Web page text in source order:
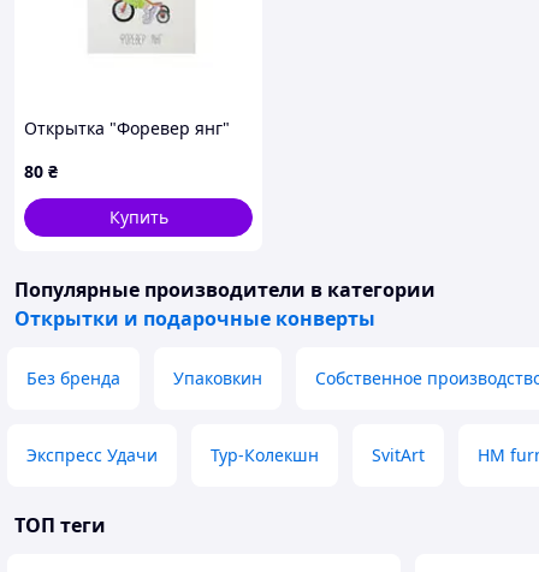
Открытка "Форевер янг"
80 ₴
Купить
Популярные производители в категории
Открытки и подарочные конверты
Без бренда Упаковкин Собственное
Экспресс Удачи Тур-Колекшн SvitArt HM
ТОП теги